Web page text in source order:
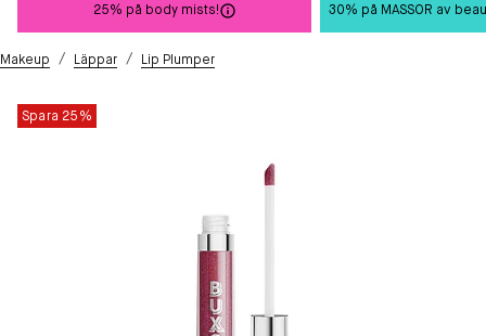
25% på body mists! 30% på MASSOR av
Makeup / Läppar / Lip Plumper
Spara 25%